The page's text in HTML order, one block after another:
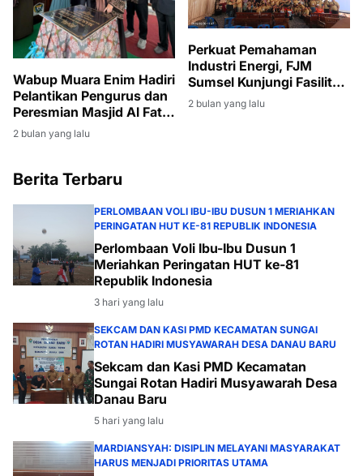
Wabup Muara Enim Hadiri
Pelantikan Pengurus dan
Peresmian Masjid Al Fatih
di Lubuk Ampelas
2 bulan yang lalu
Perkuat Pemahaman
Industri Energi, FJM
Sumsel Kunjungi Fasilitas
Produksi Migas di Muara
2 bulan yang lalu
Berita Terbaru
PERLOMBAAN VOLI IBU-IBU DUSUN 1 MERIAHKAN
PERINGATAN HUT KE-81 REPUBLIK INDONESIA
Perlombaan Voli Ibu-Ibu Dusun 1
Meriahkan Peringatan HUT ke-81
Republik Indonesia
3 hari yang lalu
SEKCAM DAN KASI PMD KECAMATAN SUNGAI
ROTAN HADIRI MUSYAWARAH DESA DANAU BARU
Sekcam dan Kasi PMD Kecamatan
Sungai Rotan Hadiri Musyawarah Desa
Danau Baru
5 hari yang lalu
MARDIANSYAH: DISIPLIN MELAYANI MASYARAKAT
HARUS MENJADI PRIORITAS UTAMA